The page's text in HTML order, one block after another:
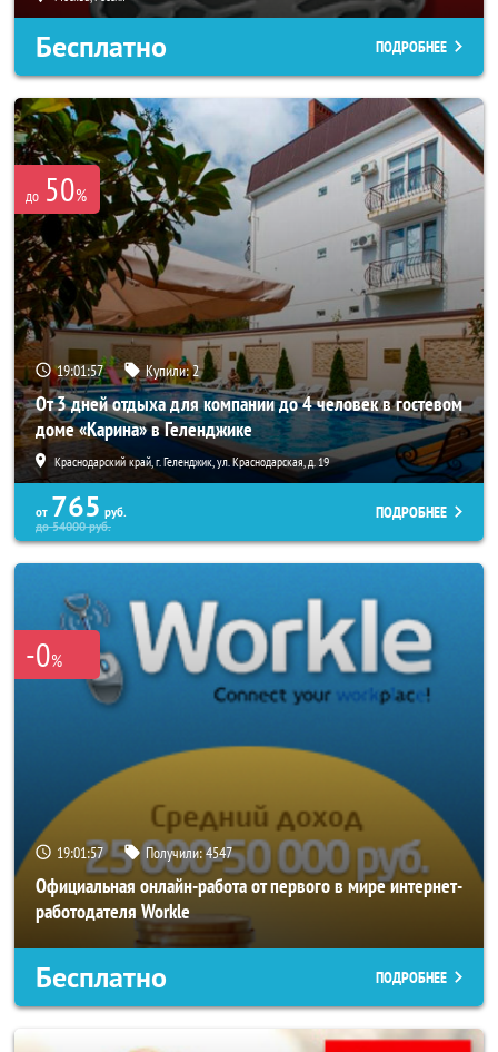
Бесплатно ПОДРОБНЕЕ
до 50%
19:01:53 Купили:2
От 3 дней отдыха для компании до 4 человек в гостевом
доме «Карина» в Геленджике
Краснодарский край, г. Геленджик, ул. Краснодарская, д. 19
от 765 руб.
до54000руб.
ПОДРОБНЕЕ
-0%
19:01:53 Получили:4547
Официальная онлайн-работа от первого в мире интернет-
работодателя Workle
Бесплатно ПОДРОБНЕЕ